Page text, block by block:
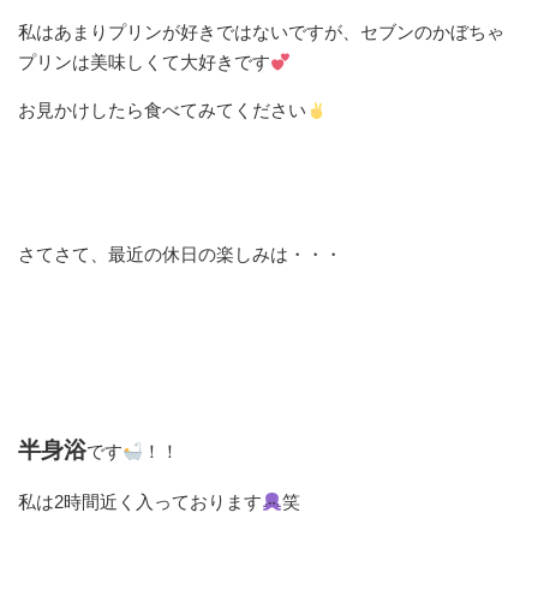
私はあまりプリンが好きではないですが、セブンのかぼちゃ
プリンは美味しくて大好きです
お見かけしたら食べてみてください
さてさて、最近の休日の楽しみは・・・
半身浴です ！！
私は2時間近く入っております 笑